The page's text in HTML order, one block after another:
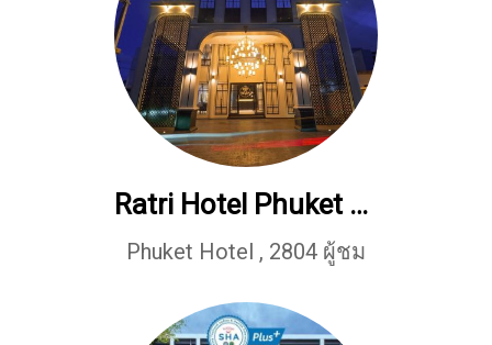
Ratri Hotel Phuket Old Town
Phuket Hotel , 2804 ผู้ชม